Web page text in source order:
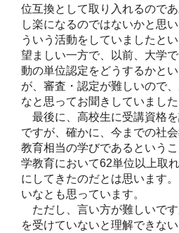
位互換として取り入れるので
し楽になるのではないかと思
ういう活動をしていましたと
望ましい一方で、以前、大学
動の単位認定をどうするかと
が、審査・認定が難しいので
なと思ってお聞きしていました
最後に、高校生に受講資格
ですが、確かに、今までの社
教育相当の学びであるという
学教育において62単位以上取
にしてきたのだとは思います
いなとも思っています。
ただし、言い方が難しいで
を受けていないと理解できな